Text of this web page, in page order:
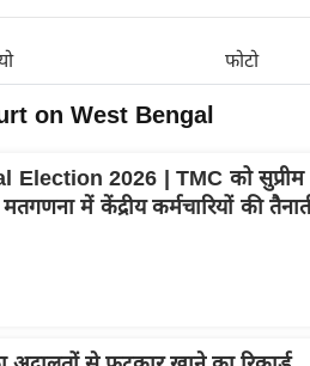
फोटो
on West Bengal
Election 2026 | TMC को सुप्रीम
में केंद्रीय कर्मचारियों की